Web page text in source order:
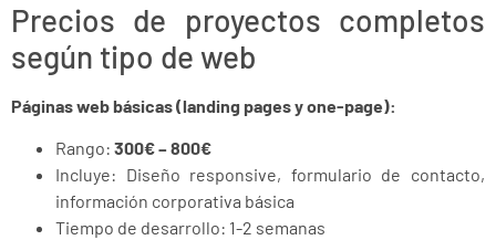
Precios de proyectos completos
según tipo de web
Páginas web básicas (landing pages y one-page):
Rango: 300€ – 800€
Incluye: Diseño responsive, formulario de contacto,
información corporativa básica
Tiempo de desarrollo: 1-2 semanas